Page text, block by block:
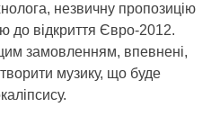
незвичну пропозицію
до відкриття Євро-2012.
цим замовленням, впевнені,
музику, що буде